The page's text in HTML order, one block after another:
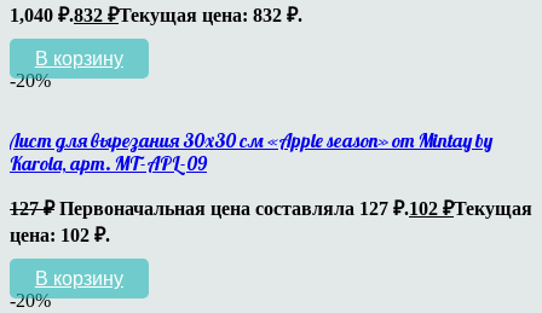
1,040 ₽.832 ₽Текущая цена: 832 ₽.
В корзину
-20%
Лист для вырезания 30х30 см «Apple season» от Mintay by
Karola, арт. MT-APL-09
127₽ Первоначальная цена составляла 127 ₽.102 ₽Текущая
цена: 102 ₽.
В корзину
-20%